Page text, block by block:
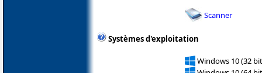
Scanner
Systèmes d'exploitation
Windows 10 (32